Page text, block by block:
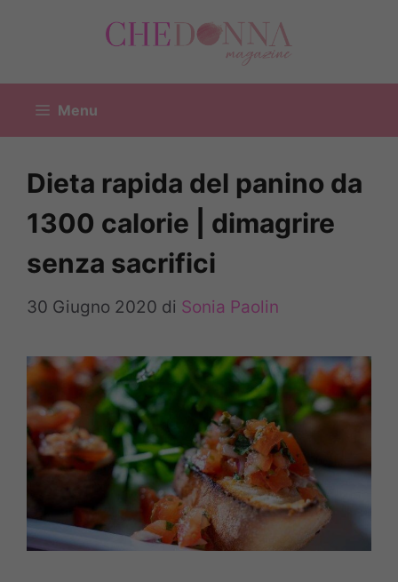
Menu
Dieta rapida del panino da
1300 calorie | dimagrire
senza sacrifici
30 Giugno 2020 di Sonia Paolin